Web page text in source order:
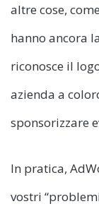
altre cose,
hanno ancora
riconosce il
azienda a
sponsorizzare
In pratica,
vostri